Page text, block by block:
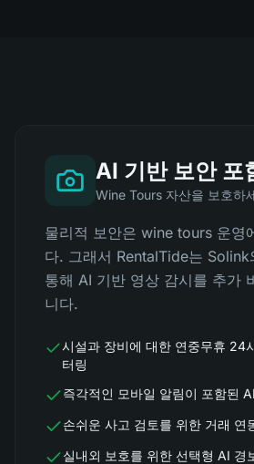
AI 기반 보안 포
Wine Tours 자산을 보호하
물리적 보안은 wine tours 운영
다. 그래서 RentalTide는 Solink
통해 AI 기반 영상 감시를 추가
니다.
시설과 장비에 대한 연중무휴 24
터링
즉각적인 모바일 알림이 포함된
손쉬운 사고 검토를 위한 거래 연
실내외 보호를 위한 선택형 AI 경